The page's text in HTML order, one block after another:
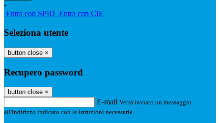
-
Entra con SPID Entra con CIE
Seleziona utente
button close ×
Recupero password
button close ×
E-mail Verrà inviato un messaggio
all'indirizzo indicato con le istruzioni necessarie.